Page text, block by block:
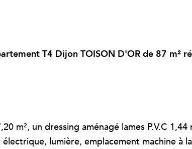
T4 Dijon TOISON D'OR de 87 m²
m², un dressing aménagé lames P.V.C 1,44
lumière, emplacement machine à